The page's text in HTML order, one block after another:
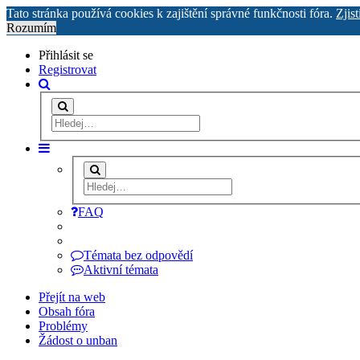
Tato stránka používá cookies k zajištění správné funkčnosti fóra.
Rozumím
Přihlásit se
Registrovat
FAQ
Témata bez odpovědí
Aktivní témata
Přejít na web
Obsah fóra
Problémy
Žádost o unban